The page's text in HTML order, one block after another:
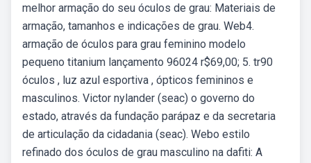
melhor armação do seu óculos de grau: Materiais de
armação, tamanhos e indicações de grau. Web4.
armação de óculos para grau feminino modelo
pequeno titanium lançamento 96024 r$69,00; 5. tr90
óculos , luz azul esportiva , ópticos femininos e
masculinos. Victor nylander (seac) o governo do
estado, através da fundação parápaz e da secretaria
de articulação da cidadania (seac). Webo estilo
refinado dos óculos de grau masculino na dafiti: A